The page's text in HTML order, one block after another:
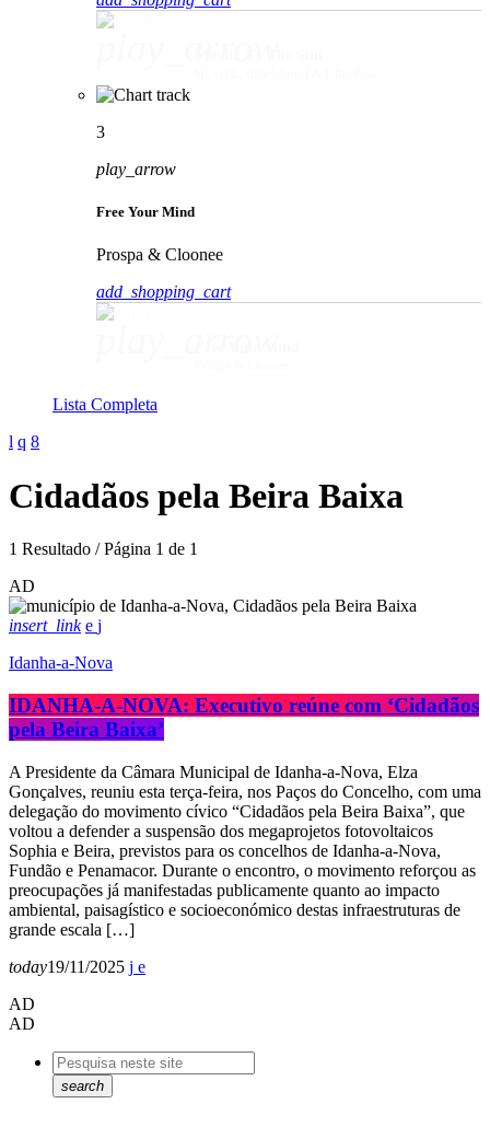
3
play_arrow
Free Your Mind
Prospa & Cloonee
add_shopping_cart
Lista Completa
Cidadãos pela Beira Baixa
1 Resultado / Página 1 de 1
AD
insert_link
Idanha-a-Nova
IDANHA-A-NOVA: Executivo reúne com ‘Cidadãos
pela Beira Baixa’
A Presidente da Câmara Municipal de Idanha-a-Nova, Elza
Gonçalves, reuniu esta terça-feira, nos Paços do Concelho, com uma
delegação do movimento cívico “Cidadãos pela Beira Baixa”, que
voltou a defender a suspensão dos megaprojetos fotovoltaicos
Sophia e Beira, previstos para os concelhos de Idanha-a-Nova,
Fundão e Penamacor. Durante o encontro, o movimento reforçou as
preocupações já manifestadas publicamente quanto ao impacto
ambiental, paisagístico e socioeconómico destas infraestruturas de
grande escala […]
today19/11/2025
AD
AD
search